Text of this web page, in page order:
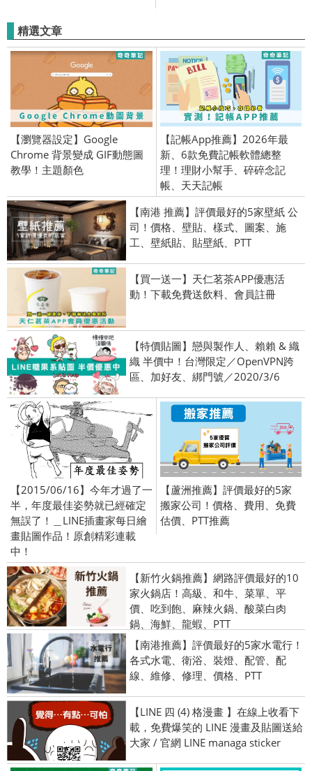
精選文章
【瀏覽器設定】Google
Chrome 背景變成 GIF動態圖
教學！主題顏色
【記帳App推薦】2026年最
新、6款免費記帳軟體總整
理！理財小幫手、碎碎念記
帳、天天記帳
【南港 推薦】評價最好的5家壁紙 公
司！價格、壁貼、樣式、圖案、施
工、壁紙貼、貼壁紙、PTT
【買一送一】天仁茗茶APP優惠活
動！下載免費送飲料、會員註冊
【特價貼圖】戀與製作人、賴賴 & 織
織 半價中！台灣限定／OpenVPN跨
區、加好友、綁門號／2020/3/6
【2015/06/16】今年才過了一
半，年度最佳姿勢就已經確定
無誤了！＿LINE插畫家每日繪
畫貼圖作品！原創精彩連載
中！
【蘆洲推薦】評價最好的5家
搬家公司！價格、費用、免費
估價、PTT推薦
【新竹火鍋推薦】網路評價最好的10
家火鍋店！高級、和牛、菜單、平
價、吃到飽、麻辣火鍋、酸菜白肉
鍋、海鮮、龍蝦、PTT
【南港推薦】評價最好的5家水電行！
各式水電、衛浴、裝燈、配管、配
線、維修、修理、價格、PTT
【LINE 四 (4) 格漫畫 】在線上收看下
載，免費爆笑的 LINE 漫畫及貼圖送給
大家 / 官網 LINE managa sticker